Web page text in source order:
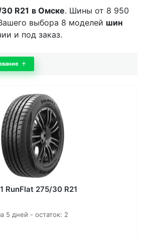
R21 в Омске. Шины от 8 950
выбора 8 моделей шин
и под заказ.
RunFlat 275/30 R21
5 дней - остаток: 2